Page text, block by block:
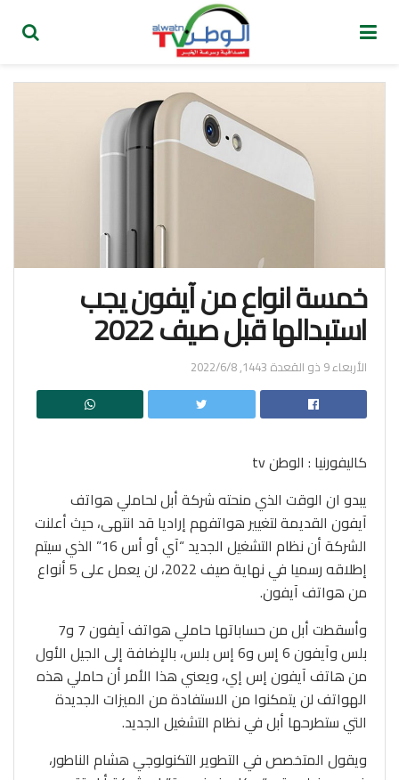
خمسة انواع من آيفون يجب
استبدالها قبل صيف 2022
الأربعاء 9 ذو القعدة 1443, 2022/6/8
كاليفورنيا : الوطن tv
يبدو ان الوقت الذي منحته شركة أبل لحاملي هواتف
آيفون القديمة لتغيير هواتفهم إراديا قد انتهى، حيث أعلنت
الشركة أن نظام التشغيل الجديد “آي أو أس 16” الذي سيتم
إطلاقه رسميا في نهاية صيف 2022، لن يعمل على 5 أنواع
من هواتف آيفون.
وأسقطت أبل من حساباتها حاملي هواتف آيفون 7 و7
بلس وآيفون 6 إس و6 إس بلس، بالإضافة إلى الجيل الأول
من هاتف آيفون إس إي، ويعني هذا الأمر أن حاملي هذه
الهواتف لن يتمكنوا من الاستفادة من الميزات الجديدة
التي ستطرحها أبل في نظام التشغيل الجديد.
ويقول المتخصص في التطوير التكنولوجي هشام الناطور،